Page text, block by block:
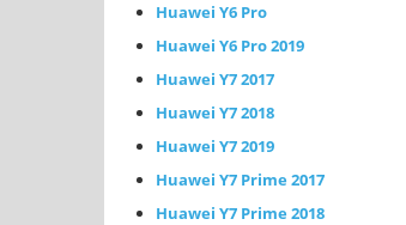
Huawei Y6 Pro
Huawei Y6 Pro 2019
Huawei Y7 2017
Huawei Y7 2018
Huawei Y7 2019
Huawei Y7 Prime 2017
Huawei Y7 Prime 2018